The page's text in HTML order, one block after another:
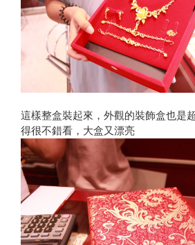
這樣整盒裝起來，外觀的裝飾盒也是
得很不錯看，大盒又漂亮